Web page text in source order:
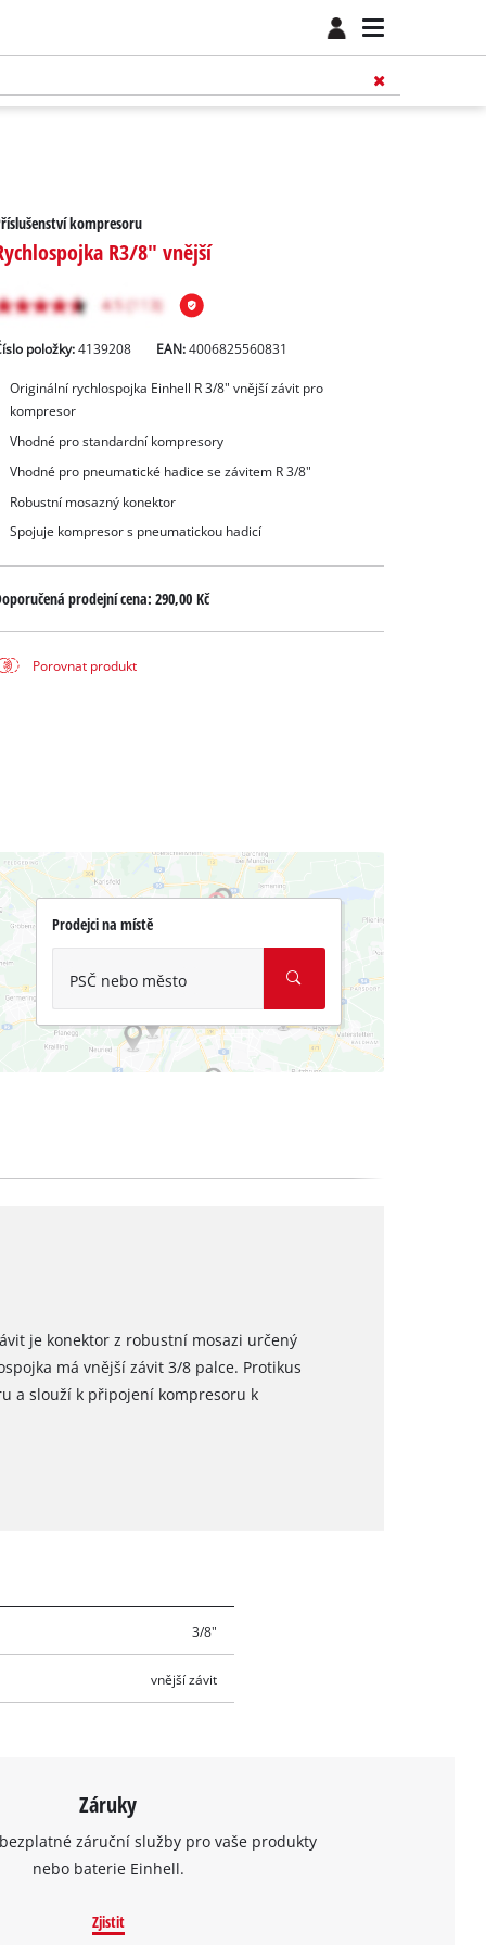
kompresoru
R3/8" vnější
položky: 4139208 EAN:4006825560831
Originální rychlospojka Einhell R 3/8" vnější závit pro
kompresor
Vhodné pro standardní kompresory
Vhodné pro pneumatické hadice se závitem R 3/8"
Robustní mosazný konektor
Spojuje kompresor s pneumatickou hadicí
prodejní cena: 290,00 Kč
Porovnat produkt
Prodejci na místě
PSČ nebo město
je konektor z robustní mosazi určený
má vnější závit 3/8 palce. Protikus
a slouží k připojení kompresoru k
3/8"
vnější závit
Záruky
záruční služby pro vaše produkty
nebo baterie Einhell.
Zjistit